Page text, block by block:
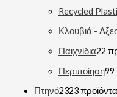
Recycled
Κλουβιά -
Παιχνίδια22
Περιποίηση99
Πτηνό2323 προϊόντα